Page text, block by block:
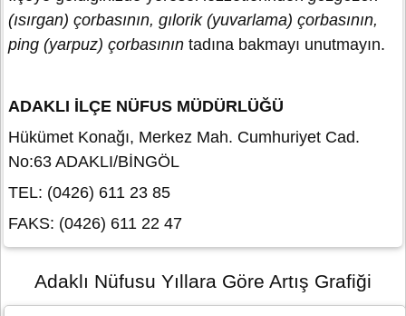
(ısırgan) çorbasının, gılorik (yuvarlama) çorbasının,
ping (yarpuz) çorbasının tadına bakmayı unutmayın.
ADAKLI İLÇE NÜFUS MÜDÜRLÜĞÜ
Hükümet Konağı, Merkez Mah. Cumhuriyet Cad.
No:63 ADAKLI/BİNGÖL
TEL: (0426) 611 23 85
FAKS: (0426) 611 22 47
Adaklı Nüfusu Yıllara Göre Artış Grafiği